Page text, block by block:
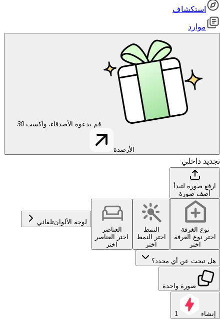
استكشاف
موارد
قم بدعوة الأصدقاء، واكسب 30
الأرصدة
تجديد داخلي
ارفع صورة لتبدأ
أضف صورة
نوع الغرفة
اختر نوع الغرفة
اختر
النمط
اختر النمط
اختر
العناصر
اختر العناصر
اختر
لوحة الألوانتلقائي
هل تبحث عن أي محدد؟
صورة واحدة
إنشاء 1